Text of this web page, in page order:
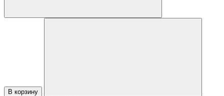
В корзину